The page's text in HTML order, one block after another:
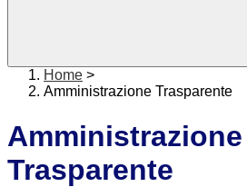
Home >
Amministrazione Trasparente
Amministrazione
Trasparente